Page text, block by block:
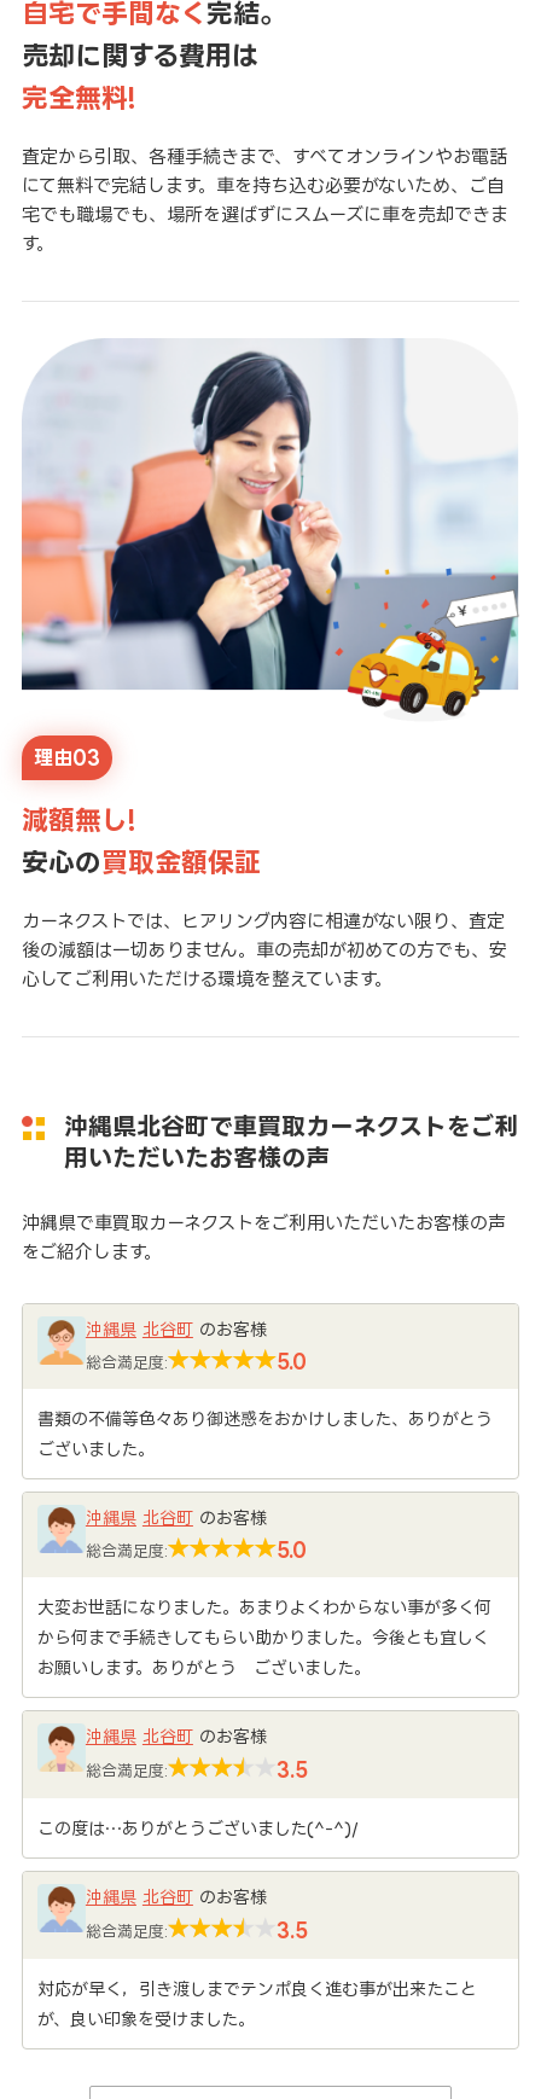
自宅で手間なく 完結。
売却に関する費用は
完全無料!
査定から引取、各種手続きまで、すべてオンラインやお電話
にて無料で完結します。車を持ち込む必要がないため、ご自
宅でも職場でも、場所を選ばずにスムーズに車を売却できま
す。
理由03
減額無し!
安心の買取金額保証
カーネクストでは、ヒアリング内容に相違がない限り、査定
後の減額は一切ありません。車の売却が初めての方でも、安
心してご利用いただける環境を整えています。
沖縄県北谷町で車買取カーネクストをご利
用いただいたお客様の声
沖縄県で車買取カーネクストをご利用いただいたお客様の声
をご紹介します。
沖縄県 北谷町のお客様
総合満足度: 5.0
書類の不備等色々あり御迷惑をおかけしました、ありがとう
ございました。
沖縄県 北谷町のお客様
総合満足度: 5.0
大変お世話になりました。あまりよくわからない事が多く何
から何まで手続きしてもらい助かりました。今後とも宜しく
お願いします。ありがとう ございました。
沖縄県 北谷町のお客様
総合満足度: 3.5
この度は…ありがとうございました(^-^)/
沖縄県 北谷町のお客様
総合満足度: 3.5
対応が早く，引き渡しまでテンポ良く進む事が出来たこと
が、良い印象を受けました。